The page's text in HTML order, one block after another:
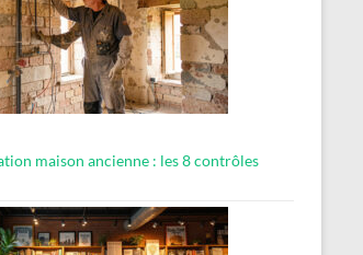
maison ancienne : les 8 contrôles